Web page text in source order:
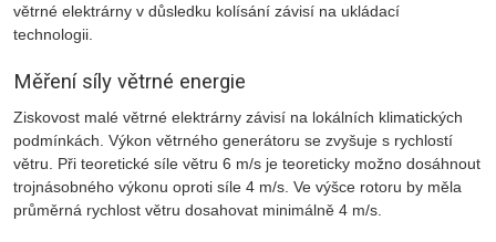
větrné elektrárny v důsledku kolísání závisí na ukládací
technologii.
Měření síly větrné energie
Ziskovost malé větrné elektrárny závisí na lokálních klimatických
podmínkách. Výkon větrného generátoru se zvyšuje s rychlostí
větru. Při teoretické síle větru 6 m/s je teoreticky možno dosáhnout
trojnásobného výkonu oproti síle 4 m/s. Ve výšce rotoru by měla
průměrná rychlost větru dosahovat minimálně 4 m/s.